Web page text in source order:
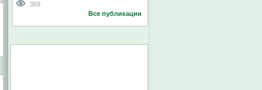
359
Все публикации